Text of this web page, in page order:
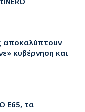
αποκαλύπτουν
κυβέρνηση και
Ε65, τα